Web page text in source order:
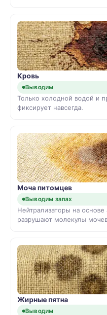
Кровь
Выводим
Только холодной водой и
фиксирует навсегда.
Моча питомцев
Выводим запах
Нейтрализаторы на
разрушают молекулы
Жирные пятна
Выводим